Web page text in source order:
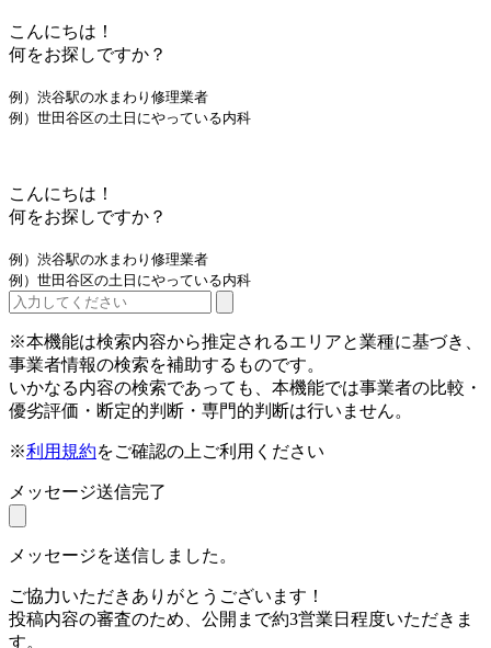
こんにちは！
何をお探しですか？
例）渋谷駅の水まわり修理業者
例）世田谷区の土日にやっている内科
こんにちは！
何をお探しですか？
例）渋谷駅の水まわり修理業者
例）世田谷区の土日にやっている内科
※本機能は検索内容から推定されるエリアと業種に基づき、
事業者情報の検索を補助するものです。
いかなる内容の検索であっても、本機能では事業者の比較・
優劣評価・断定的判断・専門的判断は行いません。
※利用規約をご確認の上ご利用ください
メッセージ送信完了
メッセージを送信しました。
ご協力いただきありがとうございます！
投稿内容の審査のため、公開まで約3営業日程度いただきま
す。